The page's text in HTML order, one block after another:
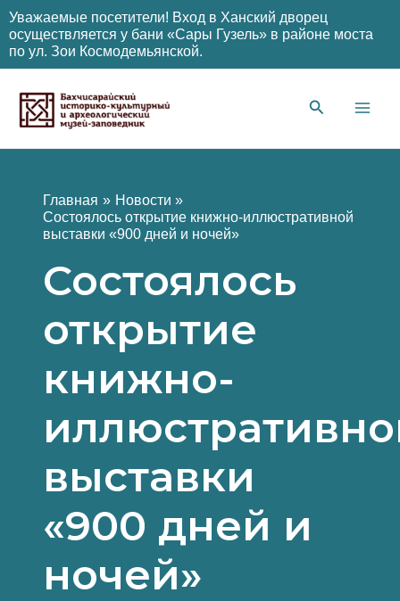
Уважаемые посетители! Вход в Ханский дворец
осуществляется у бани «Сары Гузель» в районе моста
по ул. Зои Космодемьянской.
содержимому
Главная
Новости
Состоялось открытие книжно-иллюстративной
выставки «900 дней и ночей»
Состоялось
открытие
книжно-
выставки
«900 дней и
ночей»